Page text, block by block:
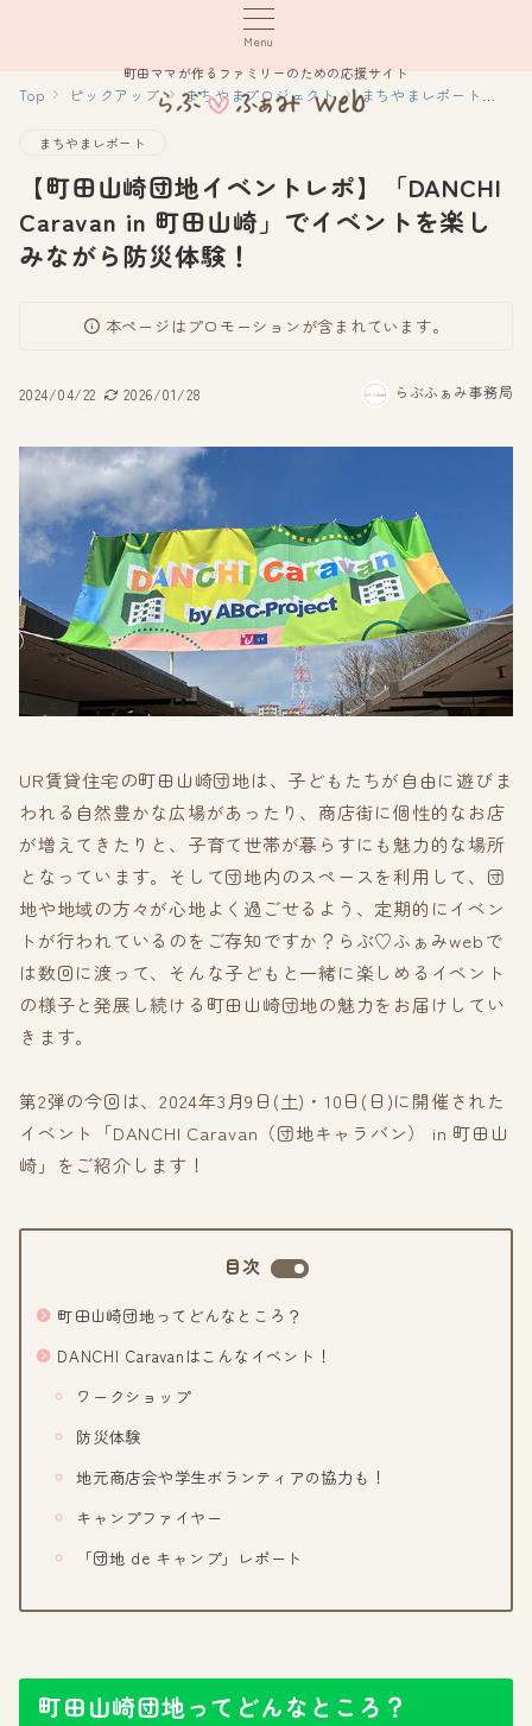
Menu
町田ママが作るファミリーのための応援サイト
Top ピックアップ まちやまプロジェクト まちやまレポート
まちやまレポート
【町田山崎団地イベントレポ】「DANCHI
Caravan in 町田山崎」でイベントを楽し
みながら防災体験！
本ページはプロモーションが含まれています。
2024/04/22 2026/01/28 らぶふぁみ事務局
UR賃貸住宅の町田山崎団地は、子どもたちが自由に遊びま
われる自然豊かな広場があったり、商店街に個性的なお店
が増えてきたりと、子育て世帯が暮らすにも魅力的な場所
となっています。そして団地内のスペースを利用して、団
地や地域の方々が心地よく過ごせるよう、定期的にイベン
トが行われているのをご存知ですか？らぶ♡ふぁみwebで
は数回に渡って、そんな子どもと一緒に楽しめるイベント
の様子と発展し続ける町田山崎団地の魅力をお届けしてい
きます。
第2弾の今回は、2024年3月9日(土)・10日(日)に開催された
イベント「DANCHI Caravan（団地キャラバン） in 町田山
崎」をご紹介します！
目次
町田山崎団地ってどんなところ？
DANCHI Caravanはこんなイベント！
ワークショップ
防災体験
地元商店会や学生ボランティアの協力も！
キャンプファイヤー
「団地 de キャンプ」レポート
町田山崎団地ってどんなところ？